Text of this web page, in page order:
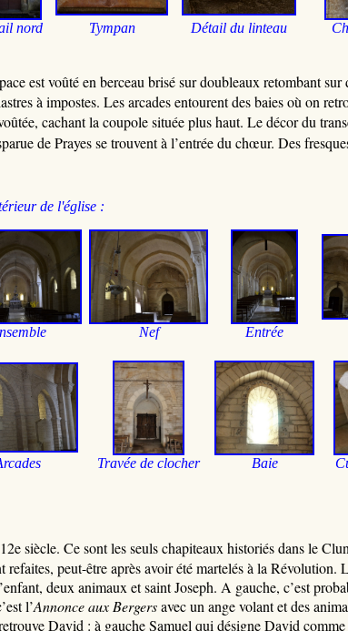
nord Tympan Détail du linteau
est voûté en berceau brisé sur doubleaux retombant
à impostes. Les arcades entourent des baies où on
cachant la coupole située plus haut. Le décor du
de Prayes se trouvent à l’entrée du chœur. Des
de l'église :
Nef Entrée
Travée de clocher Baie C
siècle. Ce sont les seuls chapiteaux historiés dans le
refaites, peut-être après avoir été martelés à la
deux animaux et saint Joseph. A gauche, c’est
l’Annonce aux Bergersavec un ange volant et des
David : à gauche Samuel qui désigne David